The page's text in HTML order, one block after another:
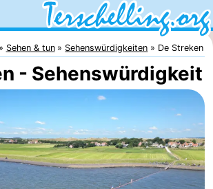
Sehen & tun Sehenswürdigkeiten De Streken
- Sehenswürdigkeit